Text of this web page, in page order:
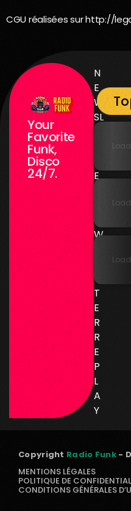
CGU réalisées sur http://
Your
Favorite
Funk,
Disco
24/7.
N
E
W
SL
E
E
W
T
T
E
R
R
E
P
L
A
Y
Copyright Radio Funk -
MENTIONS LÉGALES
POLITIQUE DE